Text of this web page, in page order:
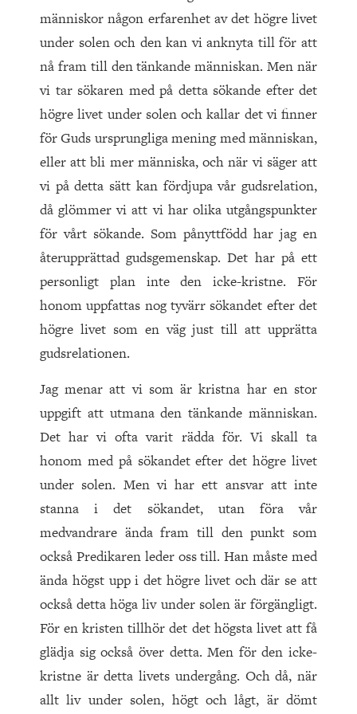
människor någon erfarenhet av det högre livet
under solen och den kan vi anknyta till för att
nå fram till den tänkande människan. Men när
vi tar sökaren med på detta sökande efter det
högre livet under solen och kallar det vi finner
för Guds ursprungliga mening med människan,
eller att bli mer människa, och när vi säger att
vi på detta sätt kan fördjupa vår gudsrelation,
då glömmer vi att vi har olika utgångspunkter
för vårt sökande. Som pånyttfödd har jag en
återupprättad gudsgemenskap. Det har på ett
personligt plan inte den icke-kristne. För
honom uppfattas nog tyvärr sökandet efter det
högre livet som en väg just till att upprätta
gudsrelationen.
Jag menar att vi som är kristna har en stor
uppgift att utmana den tänkande människan.
Det har vi ofta varit rädda för. Vi skall ta
honom med på sökandet efter det högre livet
under solen. Men vi har ett ansvar att inte
stanna i det sökandet, utan föra vår
medvandrare ända fram till den punkt som
också Predikaren leder oss till. Han måste med
ända högst upp i det högre livet och där se att
också detta höga liv under solen är förgängligt.
För en kristen tillhör det det högsta livet att få
glädja sig också över detta. Men för den icke-
kristne är detta livets undergång. Och då, när
allt liv under solen, högt och lågt, är dömt